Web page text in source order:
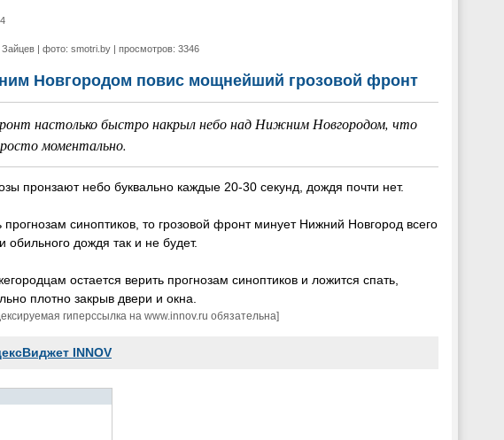
Зайцев | фото: smotri.by | просмотров: 3346
Новгородом повис мощнейший грозовой фронт
настолько быстро накрыл небо над Нижним Новгородом, что
моментально.
пронзают небо буквально каждые 20-30 секунд, дождя почти нет.
прогнозам синоптиков, то грозовой фронт минует Нижний Новгород всего
обильного дождя так и не будет.
остается верить прогнозам синоптиков и ложится спать,
плотно закрыв двери и окна.
гиперссылка на www.innov.ru обязательна]
INNOV